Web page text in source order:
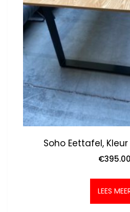
Soho Eettafel,
€395.00
LEES